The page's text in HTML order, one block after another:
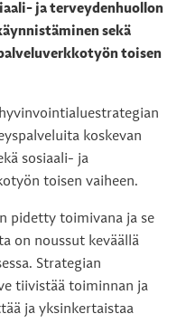
ja terveydenhuollon
sekä
toisen
koskevan
sosiaali- ja
toisen vaiheen.
pidetty toimivana ja se
on noussut keväällä
Strategian
tiivistää toiminnan ja
ja yksinkertaistaa